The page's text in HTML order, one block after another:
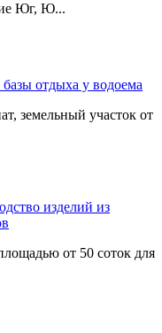
Юг, Ю...
отдыха у водоема
земельный участок от
изделий из
от 50 соток для